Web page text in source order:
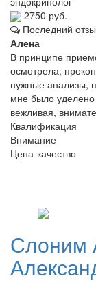
2750 руб.
Последний
Алена
В принципе
осмотрела,
нужные анализы,
мне было
вежливая,
Квалификация
Внимание
Цена-качество
Слоним